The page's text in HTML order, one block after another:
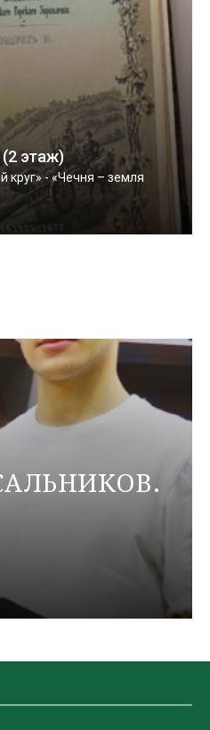
этаж)
круг» - «Чечня – земля